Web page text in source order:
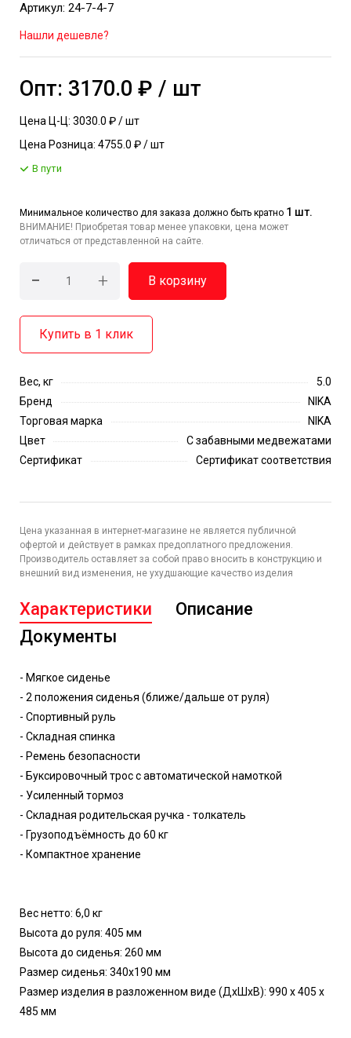
Артикул: 24-7-4-7
Нашли дешевле?
Опт: 3170.0 ₽ / шт
Цена Ц-Ц: 3030.0 ₽ / шт
Цена Розница: 4755.0 ₽ / шт
В пути
Минимальное количество для заказа должно быть кратно 1 шт.
ВНИМАНИЕ! Приобретая товар менее упаковки, цена может
отличаться от представленной на сайте.
- + В корзину
Купить в 1 клик
Вес, кг
5.0
Бренд
NIKA
Торговая марка
NIKA
Цвет
С забавными медвежатами
Сертификат
Сертификат соответствия
Цена указанная в интернет-магазине не является публичной
офертой и действует в рамках предоплатного предложения.
Производитель оставляет за собой право вносить в конструкцию и
внешний вид изменения, не ухудшающие качество изделия
Характеристики
Описание
Документы
- Мягкое сиденье
- 2 положения сиденья (ближе/дальше от руля)
- Спортивный руль
- Складная спинка
- Ремень безопасности
- Буксировочный трос с автоматической намоткой
- Усиленный тормоз
- Складная родительская ручка - толкатель
- Грузоподъёмность до 60 кг
- Компактное хранение
Вес нетто: 6,0 кг
Высота до руля: 405 мм
Высота до сиденья: 260 мм
Размер сиденья: 340х190 мм
Размер изделия в разложенном виде (ДхШхВ): 990 х 405 х
485 мм